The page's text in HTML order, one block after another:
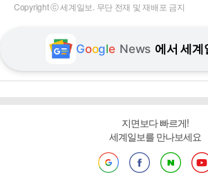
Copyright ⓒ 세계일보. 무단 전재 및 재배포 금지
Google News 에서 세계
지면보다 빠르게!
세계일보를 만나보세요